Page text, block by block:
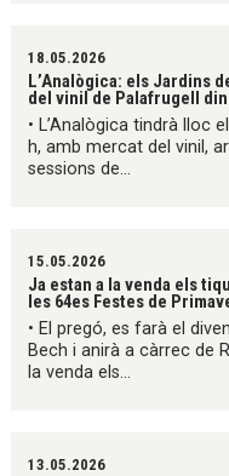
18.05.2026
L’Analògica: els Jardins
del vinil de Palafrugell
• L’Analògica tindrà lloc
h, amb mercat del vinil,
sessions de...
15.05.2026
Ja estan a la venda els
les 64es Festes de
• El pregó, es farà el
Bech i anirà a càrrec de
la venda els...
13.05.2026